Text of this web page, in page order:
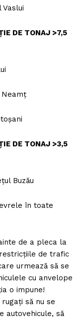
DE TONAJ >7,5
Neamț
DE TONAJ >3,5
Buzău
în toate
de a pleca la
de trafic
urmează să se
cu anvelope
o impune!
să nu se
autovehicule, să